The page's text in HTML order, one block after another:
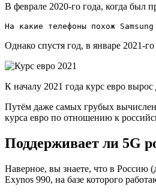
В феврале 2020-го года, когда был
На какие телефоны похож
Однако спустя год, в январе 2021-
К началу 2021 года курс евро вырос
Путём даже самых грубых
курса евро по отношению к
Поддерживает ли 5G
Наверное, вы знаете, что в Россию
Exynos 990, на базе которого